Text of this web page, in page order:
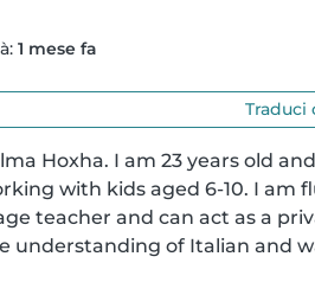
1 mese fa
Traduci
Hoxha. I am 23 years old
with kids aged 6-10. I am
teacher and can act as a
understanding of Italian and